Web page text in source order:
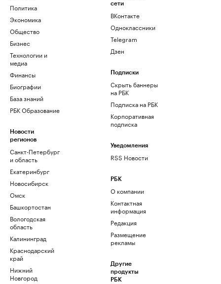
Политика
Экономика
Общество
Бизнес
Технологии и
медиа
Финансы
Биографии
База знаний
РБК Образование
Новости
регионов
Санкт-Петербург
и область
Екатеринбург
Новосибирск
Омск
Башкортостан
Вологодская
область
Калининград
Краснодарский
край
Нижний
Новгород
сети
ВКонтакте
Одноклассники
Telegram
Дзен
Подписки
Скрыть баннеры
на РБК
Подписка на РБК
Корпоративная
подписка
Уведомления
RSS Новости
РБК
О компании
Контактная
информация
Редакция
Размещение
рекламы
Другие
продукты
РБК